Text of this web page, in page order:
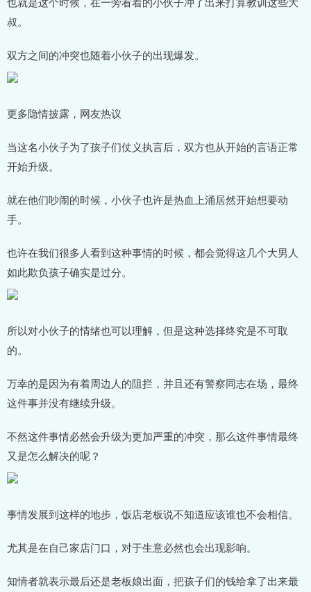
叔。
双方之间的冲突也随着小伙子的出现爆发。
更多隐情披露，网友热议
当这名小伙子为了孩子们仗义执言后，双方也从开始的言语正常
开始升级。
就在他们吵闹的时候，小伙子也许是热血上涌居然开始想要动
手。
也许在我们很多人看到这种事情的时候，都会觉得这几个大男人
如此欺负孩子确实是过分。
所以对小伙子的情绪也可以理解，但是这种选择终究是不可取
的。
万幸的是因为有着周边人的阻拦，并且还有警察同志在场，最终
这件事并没有继续升级。
不然这件事情必然会升级为更加严重的冲突，那么这件事情最终
又是怎么解决的呢？
事情发展到这样的地步，饭店老板说不知道应该谁也不会相信。
尤其是在自己家店门口，对于生意必然也会出现影响。
知情者就表示最后还是老板娘出面，把孩子们的钱给拿了出来最